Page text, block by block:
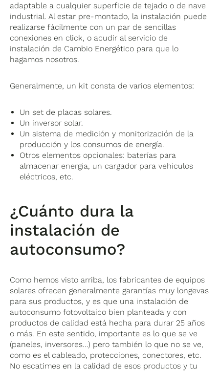
adaptable a cualquier superficie de tejado o de nave
industrial. Al estar pre-montado, la instalación puede
realizarse fácilmente con un par de sencillas
conexiones en click, o acudir al servicio de
instalación de Cambio Energético para que lo
hagamos nosotros.
Generalmente, un kit consta de varios elementos:
Un set de placas solares.
Un inversor solar.
Un sistema de medición y monitorización de la
producción y los consumos de energía.
Otros elementos opcionales: baterías para
almacenar energía, un cargador para vehículos
eléctricos, etc.
¿Cuánto dura la
instalación de
autoconsumo?
Como hemos visto arriba, los fabricantes de equipos
solares ofrecen generalmente garantías muy longevas
para sus productos, y es que una instalación de
autoconsumo fotovoltaico bien planteada y con
productos de calidad está hecha para durar 25 años
o más. En este sentido, importante es lo que se ve
(paneles, inversores…) pero también lo que no se ve,
como es el cableado, protecciones, conectores, etc.
No escatimes en la calidad de esos productos y tu